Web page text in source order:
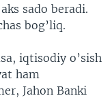
sado beradi.
bog’liq.
iqtisodiy o’sish
ham
Jahon Banki